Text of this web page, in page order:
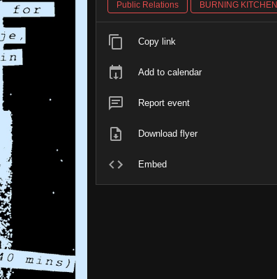
Public Relations
BURNING KITCHEN
Copy link
Add to calendar
Report event
Download flyer
Embed